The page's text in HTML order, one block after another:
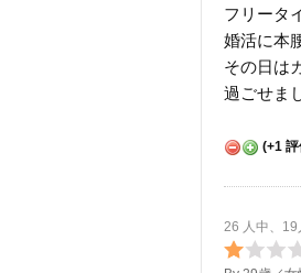
フリータ
婚活に本
その日は
過ごせま
(+1 評
26 人中、19